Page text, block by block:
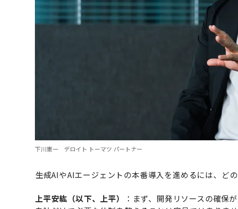
下川憲一 デロイト トーマツ パートナー
――生成AIやAIエージェントの本番導入を進めるには、ど
上平安紘（以下、上平）
：まず、開発リソースの確保